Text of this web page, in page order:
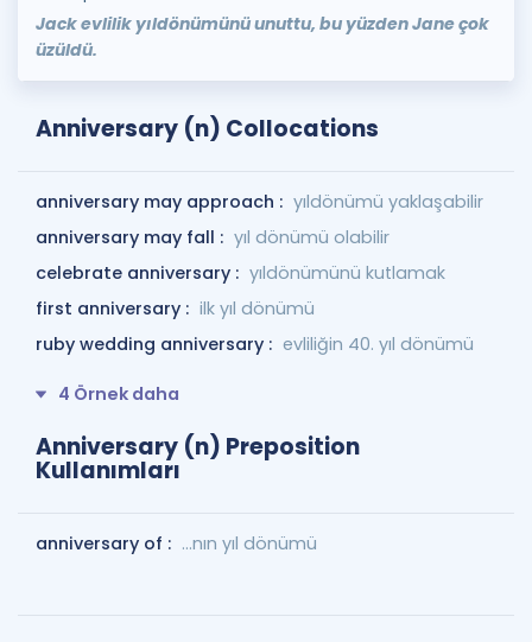
Jack evlilik yıldönümünü unuttu, bu yüzden Jane çok
üzüldü.
Anniversary (n) Collocations
anniversary may approach : yıldönümü yaklaşabilir
anniversary may fall : yıl dönümü olabilir
celebrate anniversary : yıldönümünü kutlamak
first anniversary : ilk yıl dönümü
ruby wedding anniversary : evliliğin 40. yıl dönümü
4 Örnek daha
Anniversary (n) Preposition
Kullanımları
anniversary of : ...nın yıl dönümü